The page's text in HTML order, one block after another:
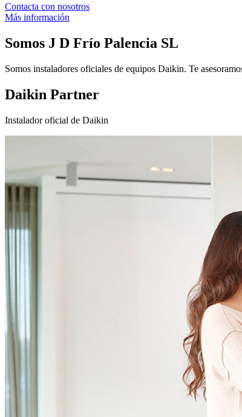
Contacta con nosotros
Más información
Somos J D Frío Palencia SL
Somos instaladores oficiales de equipos Daikin. Te
Daikin Partner
Instalador oficial de Daikin